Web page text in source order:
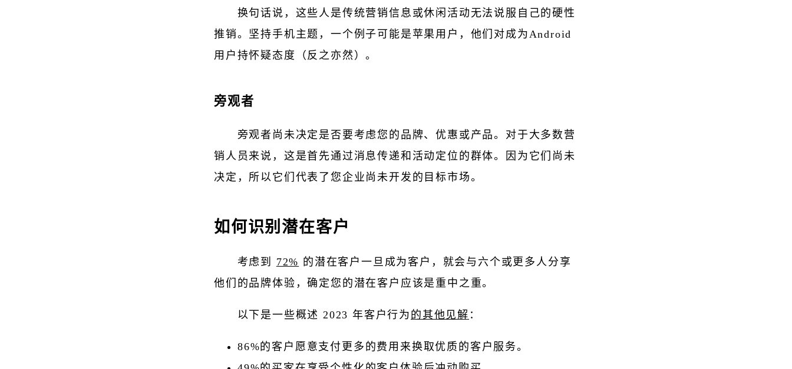
换句话说，这些人是传统营销信息或休闲活动无法说服自己的硬性
推销。坚持手机主题，一个例子可能是苹果用户，他们对成为Android
用户持怀疑态度（反之亦然）。
旁观者
旁观者尚未决定是否要考虑您的品牌、优惠或产品。对于大多数营
销人员来说，这是首先通过消息传递和活动定位的群体。因为它们尚未
决定，所以它们代表了您企业尚未开发的目标市场。
如何识别潜在客户
考虑到 72% 的潜在客户一旦成为客户，就会与六个或更多人分享
他们的品牌体验，确定您的潜在客户应该是重中之重。
以下是一些概述 2023 年客户行为 的其他见解 ：
86%的客户愿意支付更多的费用来换取优质的客户服务。